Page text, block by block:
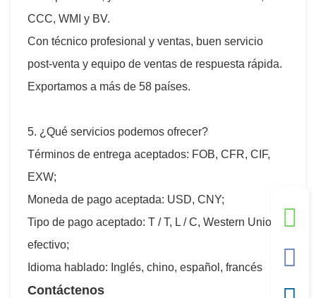
CCC, WMI y BV.
Con técnico profesional y ventas, buen servicio
post-venta y equipo de ventas de respuesta rápida.
Exportamos a más de 58 países.
5. ¿Qué servicios podemos ofrecer?
Términos de entrega aceptados: FOB, CFR, CIF,
EXW;
Moneda de pago aceptada: USD, CNY;
Tipo de pago aceptado: T / T, L / C, Western Union,
efectivo;
Idioma hablado: Inglés, chino, español, francés
Contáctenos